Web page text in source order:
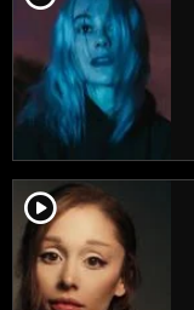
player2